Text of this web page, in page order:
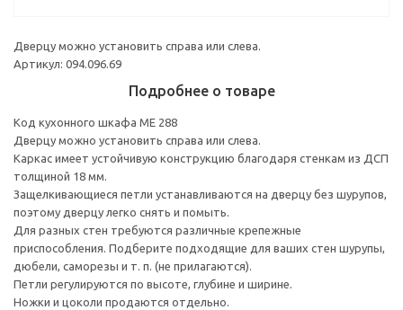
Дверцу можно установить справа или слева.
Артикул: 094.096.69
Подробнее о товаре
Код кухонного шкафа ME 288
Дверцу можно установить справа или слева.
Каркас имеет устойчивую конструкцию благодаря стенкам из ДСП
толщиной 18 мм.
Защелкивающиеся петли устанавливаются на дверцу без шурупов,
поэтому дверцу легко снять и помыть.
Для разных стен требуются различные крепежные
приспособления. Подберите подходящие для ваших стен шурупы,
дюбели, саморезы и т. п. (не прилагаются).
Петли регулируются по высоте, глубине и ширине.
Ножки и цоколи продаются отдельно.